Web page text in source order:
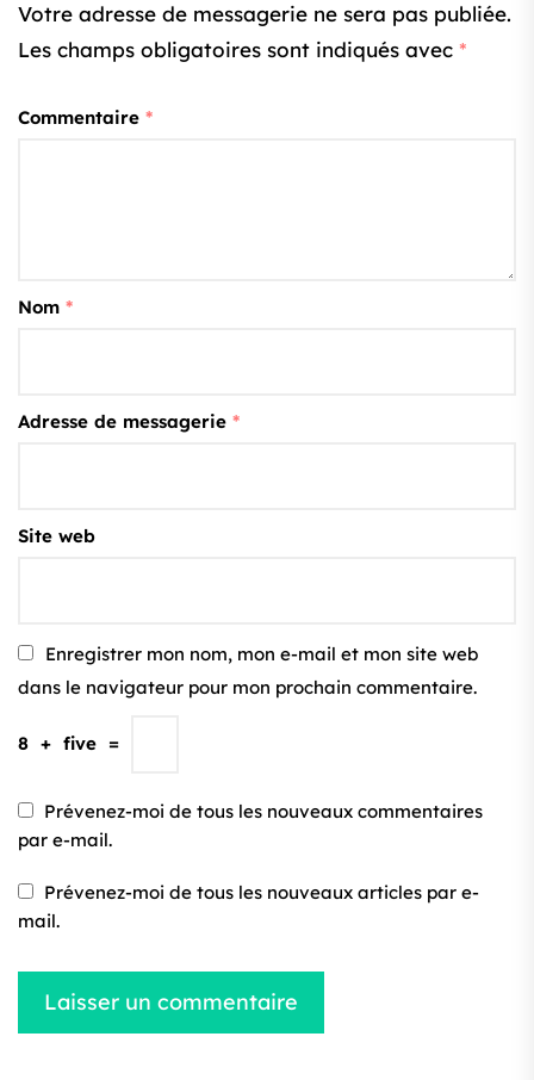
Votre adresse de messagerie ne sera pas publiée.
Les champs obligatoires sont indiqués avec *
Commentaire *
Nom *
Adresse de messagerie *
Site web
Enregistrer mon nom, mon e-mail et mon site web
dans le navigateur pour mon prochain commentaire.
8 + five =
Prévenez-moi de tous les nouveaux commentaires
par e-mail.
Prévenez-moi de tous les nouveaux articles par e-
mail.